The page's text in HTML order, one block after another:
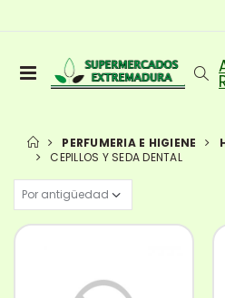
PERFUMERIA E HIGIENE
CEPILLOS Y SEDA DENTAL